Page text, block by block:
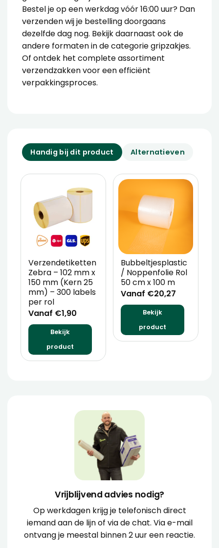
Bestel je op een werkdag vóór 16:00 uur? Dan
verzenden wij je bestelling doorgaans
dezelfde dag nog. Bekijk daarnaast ook de
andere formaten in de categorie gripzakjes.
Of ontdek het complete assortiment
verzendzakken voor een efficiënt
verpakkingsproces.
Handig bij dit product Alternatieven
Verzendetiketten
Zebra – 102 mm x
150 mm (Kern 25
mm) – 300 labels
per rol
Vanaf €1,90
Bekijk
product
Bubbeltjesplastic
/ Noppenfolie Rol
50 cm x 100 m
Vanaf €20,27
Bekijk
product
Vrijblijvend advies nodig?
Op werkdagen krijg je telefonisch direct
iemand aan de lijn of via de chat. Via e-mail
ontvang je meestal binnen 2 uur een reactie.